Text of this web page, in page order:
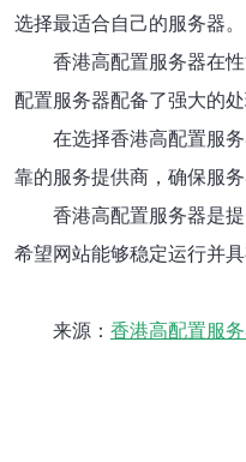
选择最适合自己的服务器。
香港高配置服务器在
配置服务器配备了强大的
在选择香港高配置服
靠的服务提供商，确保服
香港高配置服务器是
希望网站能够稳定运行并
来源： 香港高配置服